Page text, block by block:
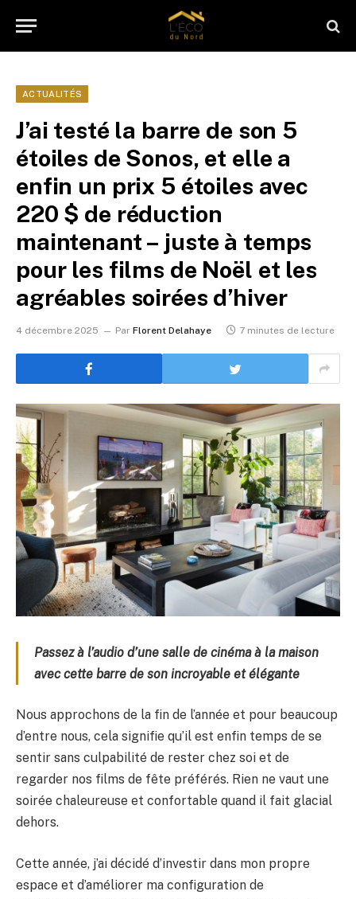
ACTUALITÉS
J’ai testé la barre de son 5
étoiles de Sonos, et elle a
enfin un prix 5 étoiles avec
220 $ de réduction
maintenant – juste à temps
pour les films de Noël et les
agréables soirées d’hiver
4 décembre 2025 Par Florent Delahaye 7 minutes de lecture
Passez à l’audio d’une salle de cinéma à la maison
avec cette barre de son incroyable et élégante
Nous approchons de la fin de l’année et pour beaucoup
d’entre nous, cela signifie qu’il est enfin temps de se
sentir sans culpabilité de rester chez soi et de
regarder nos films de fête préférés. Rien ne vaut une
soirée chaleureuse et confortable quand il fait glacial
dehors.
Cette année, j’ai décidé d’investir dans mon propre
espace et d’améliorer ma configuration de